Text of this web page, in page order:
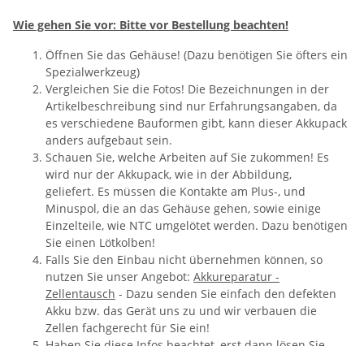
Wie gehen Sie vor: Bitte vor Bestellung beachten!
Öffnen Sie das Gehäuse! (Dazu benötigen Sie öfters ein
Spezialwerkzeug)
Vergleichen Sie die Fotos! Die Bezeichnungen in der
Artikelbeschreibung sind nur Erfahrungsangaben, da
es verschiedene Bauformen gibt, kann dieser Akkupack
anders aufgebaut sein.
Schauen Sie, welche Arbeiten auf Sie zukommen! Es
wird nur der Akkupack, wie in der Abbildung,
geliefert. Es müssen die Kontakte am Plus-, und
Minuspol, die an das Gehäuse gehen, sowie einige
Einzelteile, wie NTC umgelötet werden. Dazu benötigen
Sie einen Lötkolben!
Falls Sie den Einbau nicht übernehmen können, so
nutzen Sie unser Angebot: Akkureparatur -
Zellentausch - Dazu senden Sie einfach den defekten
Akku bzw. das Gerät uns zu und wir verbauen die
Zellen fachgerecht für Sie ein!